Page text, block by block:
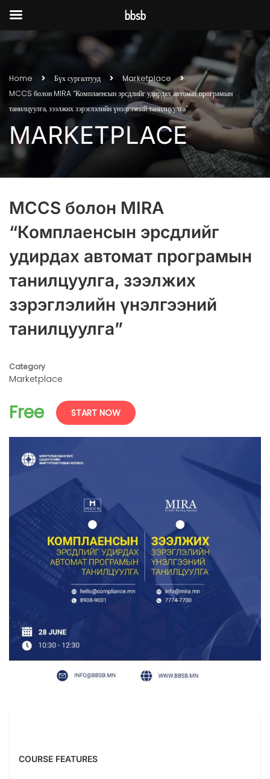
Home Бүх сургалтууд
Marketplace
MCCS болон MIRA “Комплаенсын эрсдлийг удирдах автомат програмын
танилцуулга, зээлжих зэрэглэлийн үнэлгээний танилцуулга”
MARKETPLACE
MCCS болон MIRA
“Комплаенсын эрсдлийг
удирдах автомат програмын
танилцуулга, зээлжих
зэрэглэлийн үнэлгээний
танилцуулга”
Category
Marketplace
Free START NOW
COURSE FEATURES
bbsb